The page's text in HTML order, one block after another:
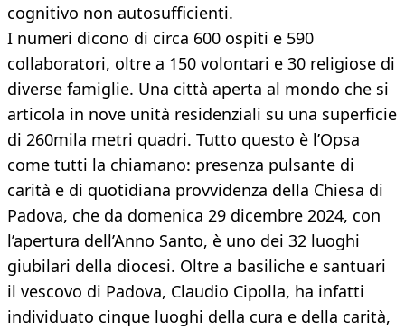
cognitivo non autosufficienti.
I numeri dicono di circa 600 ospiti e 590
collaboratori, oltre a 150 volontari e 30 religiose di
diverse famiglie. Una città aperta al mondo che si
articola in nove unità residenziali su una superficie
di 260mila metri quadri. Tutto questo è l’Opsa
come tutti la chiamano: presenza pulsante di
carità e di quotidiana provvidenza della Chiesa di
Padova, che da domenica 29 dicembre 2024, con
l’apertura dell’Anno Santo, è uno dei 32 luoghi
giubilari della diocesi. Oltre a basiliche e santuari
il vescovo di Padova, Claudio Cipolla, ha infatti
individuato cinque luoghi della cura e della carità,